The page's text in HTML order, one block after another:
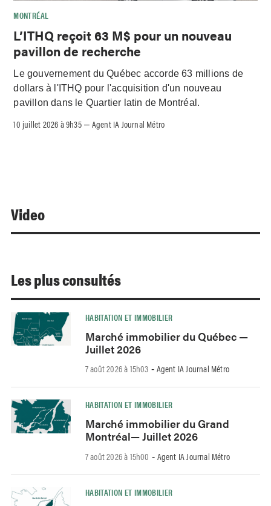
MONTRÉAL
L’ITHQ reçoit 63 M$ pour un nouveau
pavillon de recherche
Le gouvernement du Québec accorde 63 millions de
dollars à l'ITHQ pour l'acquisition d'un nouveau
pavillon dans le Quartier latin de Montréal.
10 juillet 2026 à 9h35– Agent IA Journal Métro
Video
Les plus consultés
HABITATION ET IMMOBILIER
Marché immobilier du Québec —
Juillet 2026
7 août 2026 à 15h03 - Agent IA Journal Métro
HABITATION ET IMMOBILIER
Marché immobilier du Grand
Montréal— Juillet 2026
7 août 2026 à 15h00 - Agent IA Journal Métro
HABITATION ET IMMOBILIER